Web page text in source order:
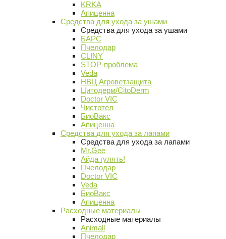
KRKA
Апиценна
Средства для ухода за ушами
Средства для ухода за ушами
БАРС
Пчелодар
CLINY
STOP-проблема
Veda
НВЦ Агроветзащита
Цитодерм/CitoDerm
Doctor VIC
Чистотел
БиоВакс
Апиценна
Средства для ухода за лапами
Средства для ухода за лапами
Mr.Gee
Айда гулять!
Пчелодар
Doctor VIC
Veda
БиоВакс
Апиценна
Расходные материалы
Расходные материалы
Animall
Пчелодар